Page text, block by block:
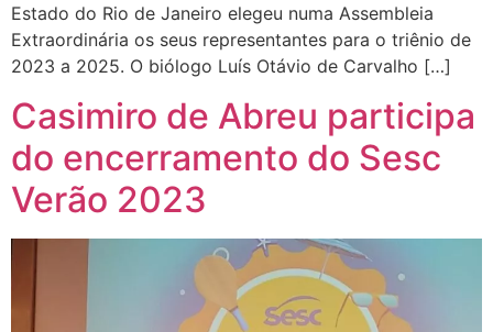
Estado do Rio de Janeiro elegeu numa Assembleia
Extraordinária os seus representantes para o triênio de
2023 a 2025. O biólogo Luís Otávio de Carvalho […]
Casimiro de Abreu participa
do encerramento do Sesc
Verão 2023